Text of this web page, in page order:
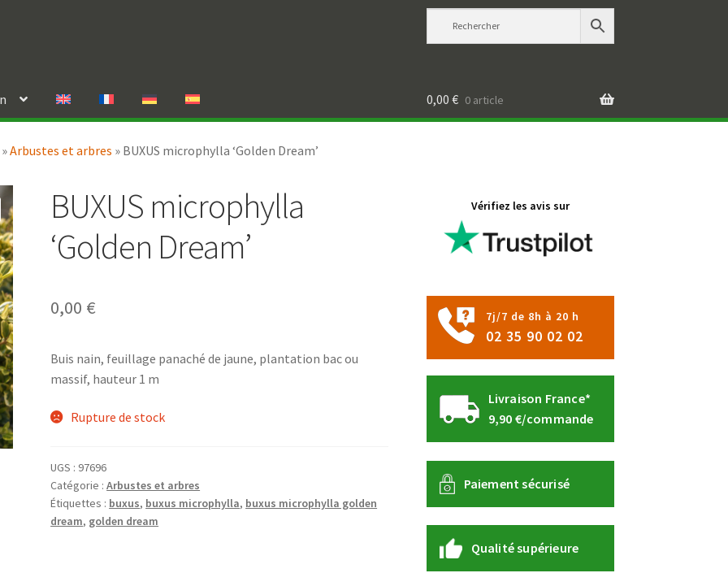
0,00 € 0 article
»Arbustes et arbres » BUXUS microphylla ‘Golden Dream’
BUXUS microphylla
‘Golden Dream’
0,00 €
Buis nain, feuillage panaché de jaune, plantation bac ou
massif, hauteur 1 m
Rupture de stock
UGS : 97696
Catégorie :Arbustes et arbres
Étiquettes : buxus, buxus microphylla, buxus microphylla golden
dream, golden dream
Vérifiez les avis sur
7j/7 de 8h à 20 h
02 35 90 02 02
Livraison France*
9,90 €/commande
Paiement sécurisé
Qualité supérieure